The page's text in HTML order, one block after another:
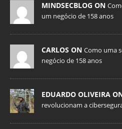
MINDSECBLOG ON
um negócio de 158 anos
CARLOS ON Como uma
negócio de 158 anos
EDUARDO OLIVEIRA
revolucionam a